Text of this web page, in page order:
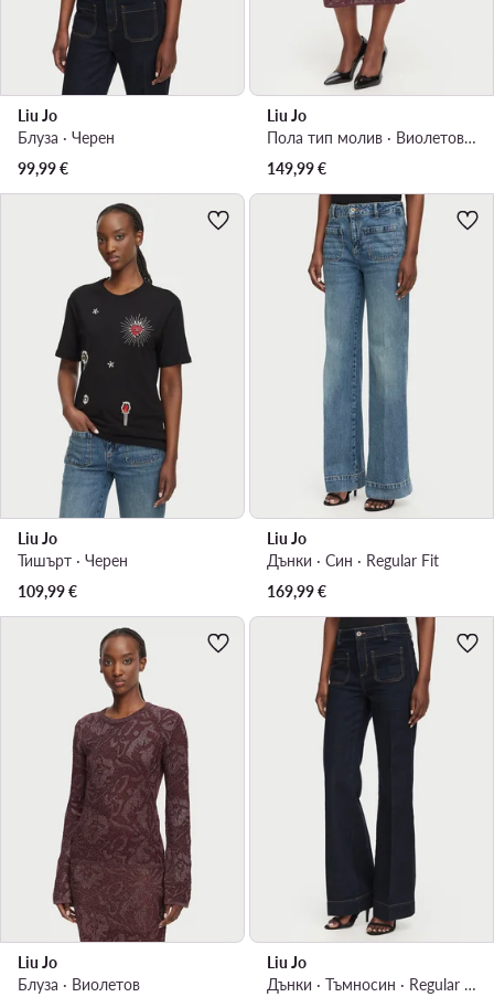
Liu Jo
Блуза · Черен
99,99€
Liu Jo
Пола тип молив · Виолетов · Миди
149,99€
Liu Jo
Тишърт · Черен
109,99€
Liu Jo
Дънки · Син · Regular Fit
169,99€
Liu Jo
Блуза · Виолетов
Liu Jo
Дънки · Тъмносин · Regular Fit